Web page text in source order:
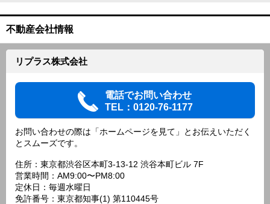
不動産会社情報
リプラス株式会社
電話でお問い合わせ
TEL：0120-76-1177
お問い合わせの際は「ホームページを見て」とお伝えいただく
とスムーズです。
住所：東京都渋谷区本町3-13-12 渋谷本町ビル 7F
営業時間：AM9:00〜PM8:00
定休日：毎週水曜日
免許番号：東京都知事(1) 第110445号